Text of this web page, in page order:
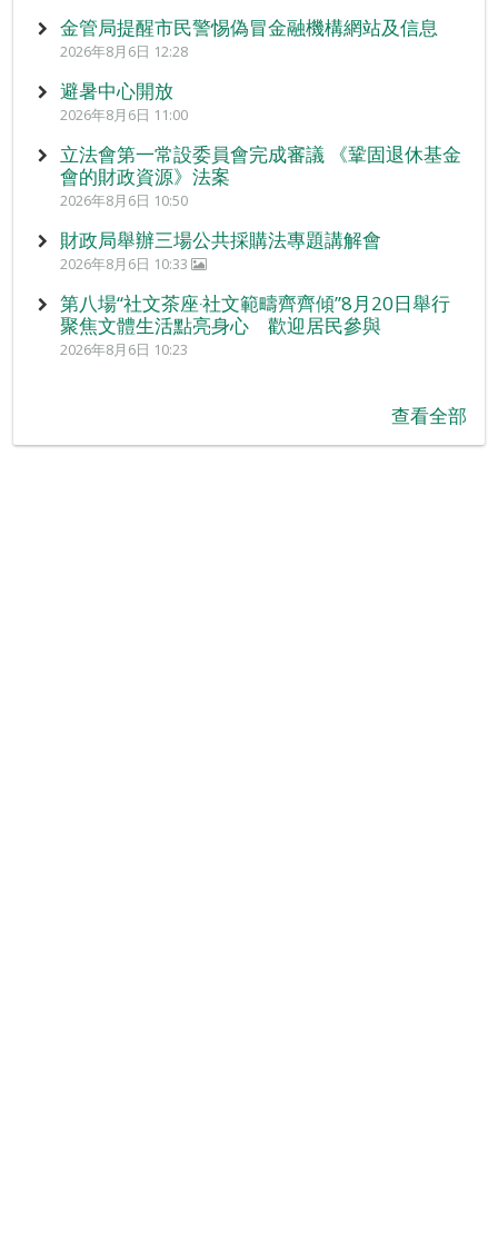
金管局提醒市民警惕偽冒金融機構網站及信息
2026年8月6日 12:28
避暑中心開放
2026年8月6日 11:00
立法會第一常設委員會完成審議 《鞏固退休基金
會的財政資源》法案
2026年8月6日 10:50
財政局舉辦三場公共採購法專題講解會
2026年8月6日 10:33
第八場“社文茶座‧社文範疇齊齊傾”8月20日舉行
聚焦文體生活點亮身心 歡迎居民參與
2026年8月6日 10:23
查看全部